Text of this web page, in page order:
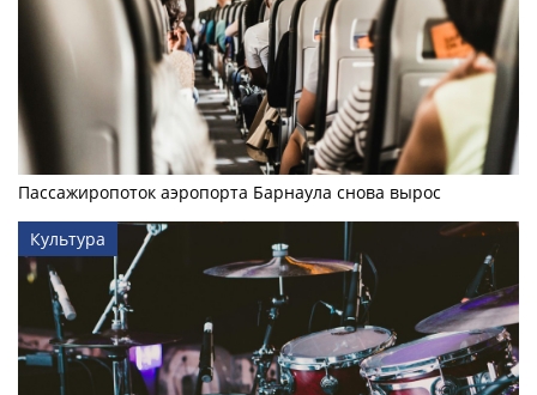
Пассажиропоток аэропорта Барнаула снова вырос
Культура